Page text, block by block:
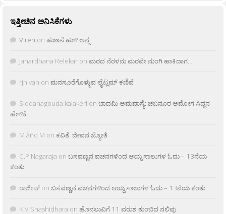
ಇತ್ತೀಚಿನ ಅನಿಸಿಕೆಗಳು
Viren on ಹುಣಸೆ ಹುಳಿ ಅನ್ನ
Janardhana Relekar on ಮರದ ನೆರಳನು ಮರವೇ ನುಂಗಿ ಹಾಕಿದಾಗ…
rjnivah on ಮನಸೂರೆಗೊಳ್ಳುವ ಲೈಟ್ಲಮ್ ಕಣಿವೆ
Siddanagouda kalakeri on ಬಾದಮಿ ಅಮವಾಸ್ಯೆ: ಚಬನೂರ ಅಮೋಗ ಸಿದ್ದನ
ಹೇಳಿಕೆ
M âñd M on ಕವಿತೆ: ಜೀವನ ಜ್ಯೋತಿ
C.P.Nagaraja on ಬಸವಣ್ಣನ ವಚನಗಳಿಂದ ಆಯ್ದ ಸಾಲುಗಳ ಓದು – 13ನೆಯ
ಕಂತು
ರಾಜೀವ್ on ಬಸವಣ್ಣನ ವಚನಗಳಿಂದ ಆಯ್ದ ಸಾಲುಗಳ ಓದು – 13ನೆಯ ಕಂತು
K.V Shashidhara on ಹೊನಲುವಿಗೆ 11 ವರುಶ ತುಂಬಿದ ನಲಿವು